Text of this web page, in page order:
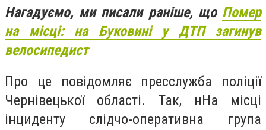
Нагадуємо, ми писали раніше, що Помер
на місці: на Буковині у ДТП загинув
велосипедист
Про це повідомляє пресслужба поліції
Чернівецької області. Так, нНа місці
інциденту слідчо-оперативна група